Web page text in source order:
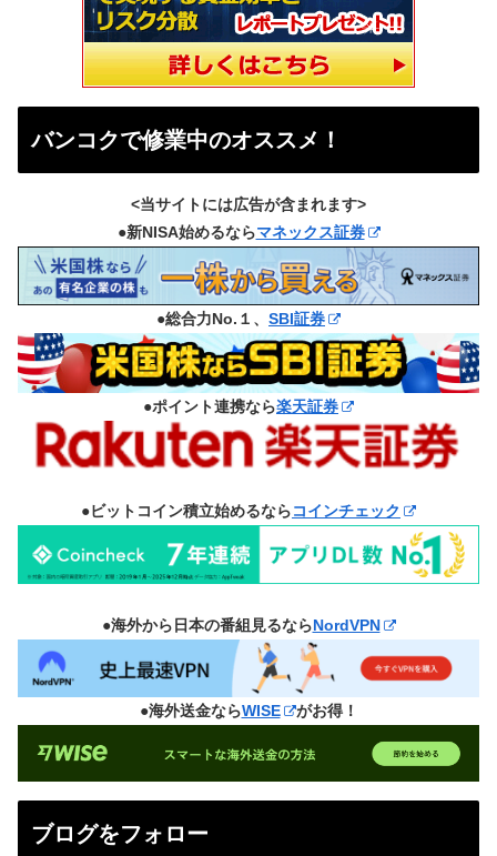
バンコクで修業中のオススメ！
<当サイトには広告が含まれます>
●新NISA始めるならマネックス証券
●総合力No.１、 SBI証券
●ポイント連携なら楽天証券
●ビットコイン積立始めるならコインチェック
●海外から日本の番組見るならNordVPN
●海外送金ならWISE がお得！
ブログをフォロー